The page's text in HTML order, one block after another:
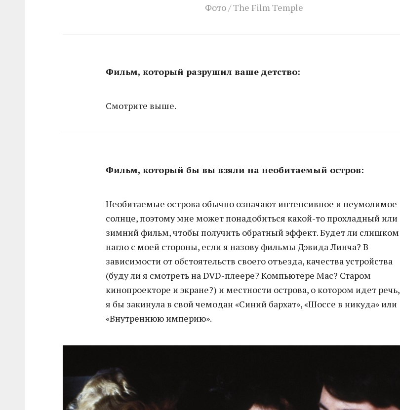
Фото / The Film Temple
Фильм, который разрушил ваше детство:
Смотрите выше.
Фильм, который бы вы взяли на необитаемый остров:
Необитаемые острова обычно означают интенсивное и неумолимое
солнце, поэтому мне может понадобиться какой-то прохладный или
зимний фильм, чтобы получить обратный эффект. Будет ли слишком
нагло с моей стороны, если я назову фильмы Дэвида Линча? В
зависимости от обстоятельств своего отъезда, качества устройства
(буду ли я смотреть на DVD-плеере? Компьютере Mac? Старом
кинопроекторе и экране?) и местности острова, о котором идет речь,
я бы закинула в свой чемодан «Синий бархат», «Шоссе в никуда» или
«Внутреннюю империю».